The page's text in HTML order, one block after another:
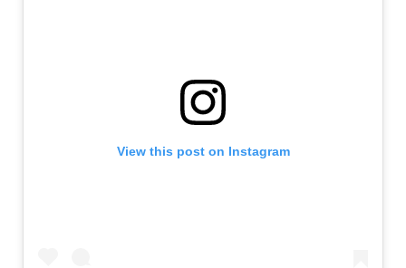
View this post on Instagram